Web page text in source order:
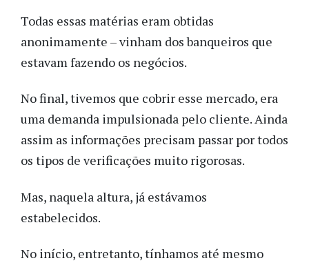
Todas essas matérias eram obtidas
anonimamente – vinham dos banqueiros que
estavam fazendo os negócios.
No final, tivemos que cobrir esse mercado, era
uma demanda impulsionada pelo cliente. Ainda
assim as informações precisam passar por todos
os tipos de verificações muito rigorosas.
Mas, naquela altura, já estávamos
estabelecidos.
No início, entretanto, tínhamos até mesmo